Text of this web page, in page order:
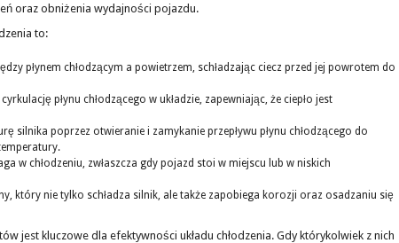
oraz obniżenia wydajności pojazdu.
to:
płynem chłodzącym a powietrzem, schładzając ciecz przed jej powrotem do
płynu chłodzącego w układzie, zapewniając, że ciepło jest
silnika poprzez otwieranie i zamykanie przepływu płynu chłodzącego do
w chłodzeniu, zwłaszcza gdy pojazd stoi w miejscu lub w niskich
który nie tylko schładza silnik, ale także zapobiega korozji oraz osadzaniu się
jest kluczowe dla efektywności układu chłodzenia. Gdy którykolwiek z nich